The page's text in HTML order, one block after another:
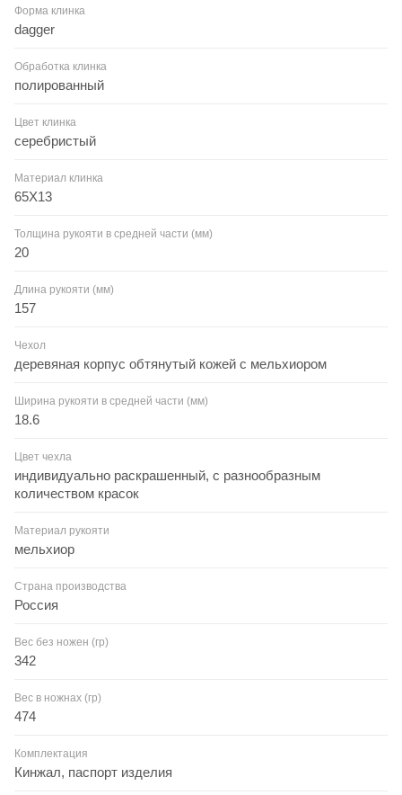
Форма клинка
dagger
Обработка клинка
полированный
Цвет клинка
серебристый
Материал клинка
65Х13
Толщина рукояти в средней части (мм)
20
Длина рукояти (мм)
157
Чехол
деревяная корпус обтянутый кожей с мельхиором
Ширина рукояти в средней части (мм)
18.6
Цвет чехла
индивидуально раскрашенный, с разнообразным
количеством красок
Материал рукояти
мельхиор
Страна производства
Россия
Вес без ножен (гр)
342
Вес в ножнах (гр)
474
Комплектация
Кинжал, паспорт изделия